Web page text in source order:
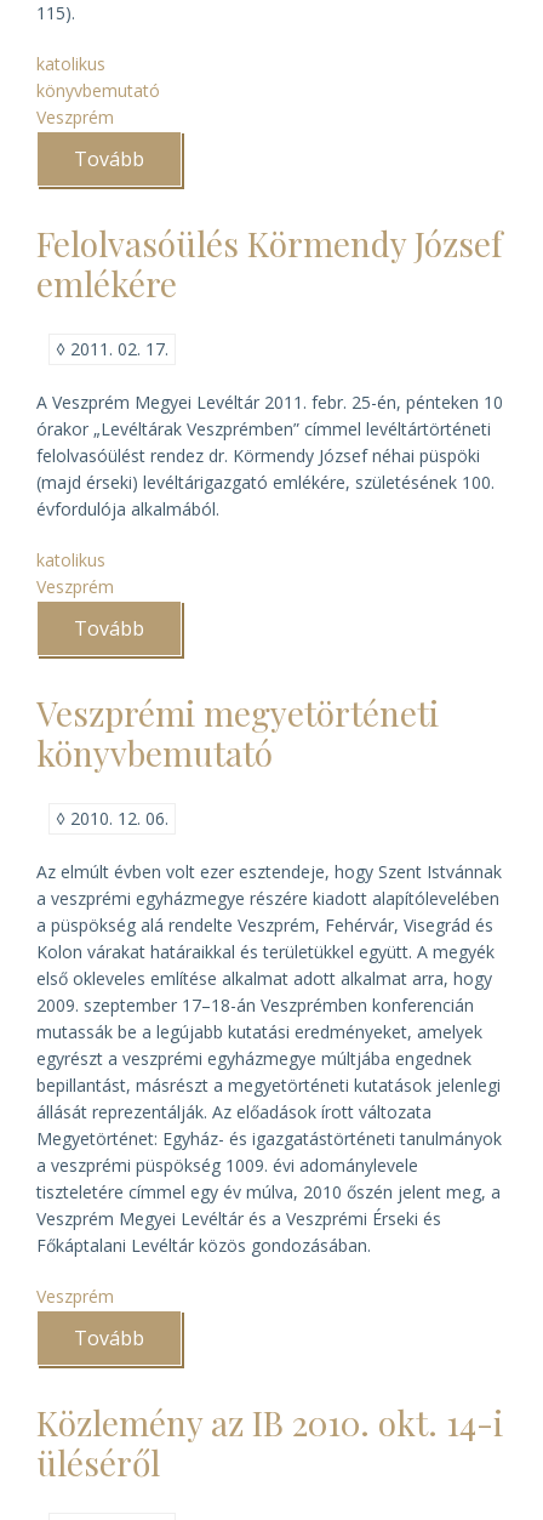
115).
katolikus
könyvbemutató
Veszprém
Tovább
okmánytára
bemutatója)
Felolvasóülés Körmendy József
emlékére
◊ 2011. 02. 17.
A Veszprém Megyei Levéltár 2011. febr. 25-én, pénteken 10
órakor „Levéltárak Veszprémben” címmel levéltártörténeti
felolvasóülést rendez dr. Körmendy József néhai püspöki
(majd érseki) levéltárigazgató emlékére, születésének 100.
évfordulója alkalmából.
katolikus
Veszprém
Tovább
József
Veszprémi megyetörténeti
könyvbemutató
◊ 2010. 12. 06.
Az elmúlt évben volt ezer esztendeje, hogy Szent Istvánnak
a veszprémi egyházmegye részére kiadott alapítólevelében
a püspökség alá rendelte Veszprém, Fehérvár, Visegrád és
Kolon várakat határaikkal és területükkel együtt. A megyék
első okleveles említése alkalmat adott alkalmat arra, hogy
2009. szeptember 17–18-án Veszprémben konferencián
mutassák be a legújabb kutatási eredményeket, amelyek
egyrészt a veszprémi egyházmegye múltjába engednek
bepillantást, másrészt a megyetörténeti kutatások jelenlegi
állását reprezentálják. Az előadások írott változata
Megyetörténet: Egyház- és igazgatástörténeti tanulmányok
a veszprémi püspökség 1009. évi adománylevele
tiszteletére címmel egy év múlva, 2010 őszén jelent meg, a
Veszprém Megyei Levéltár és a Veszprémi Érseki és
Főkáptalani Levéltár közös gondozásában.
Veszprém
Tovább
könyvbemutató)
Közlemény az IB 2010. okt. 14-i
üléséről